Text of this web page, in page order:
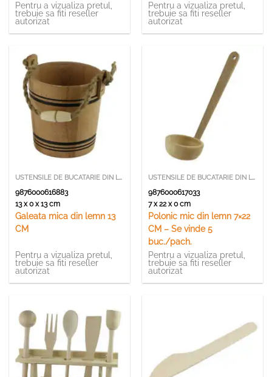
Pentru a vizualiza pretul,
trebuie sa fiti reseller
autorizat
Pentru a vizualiza pretul,
trebuie sa fiti reseller
autorizat
USTENSILE DE BUCATARIE DIN LEMN SI BAMBUS
9876000616883
13 x 0 x 13 cm
Galeata mica din lemn 13
CM
Pentru a vizualiza pretul,
trebuie sa fiti reseller
autorizat
USTENSILE DE BUCATARIE DIN LEMN SI BAMBUS
9876000617033
7 x 22 x 0 cm
Polonic mic din lemn 7×22
CM – Se vinde 5
buc./pach.
Pentru a vizualiza pretul,
trebuie sa fiti reseller
autorizat